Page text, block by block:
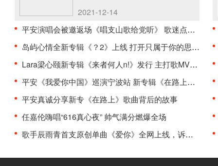
2021-12-14
平安演唱会被邀返场《唱支山歌给党听》 歌迷点赞“是···
岛屿心情全新专辑《？2》上线 打开只属于你的思绪宫···
Lara梁心颐新专辑《来者何人n!》发行 主打歌MV上线
平安《我爱你中国》巡演宁波站 新专辑《在路上》Liv···
平安真诚分享新专《在路上》歌曲背后的故事
任嘉伦嗨唱“616真心夜” 帅气满分燃爆全场
歌手辰雨青首支原创单曲《爱你》全网上线，诉说着浪···